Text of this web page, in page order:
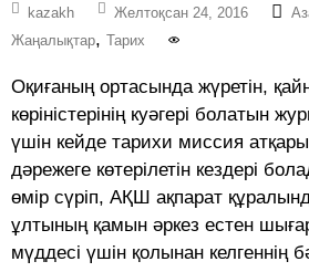
kazakh Желтоқсан 24, 2016
Жаңалықтар, Тарих
Оқиғаның ортасында жүретін,
көріністерінің куәгері болатын
үшін кейде тарихи миссия
дәрежеге көтерілетін кездері
өмір сүріп, АҚШ ақпарат
ұлтының қамын әркез естен
мүддесі үшін қолынан келгеннің